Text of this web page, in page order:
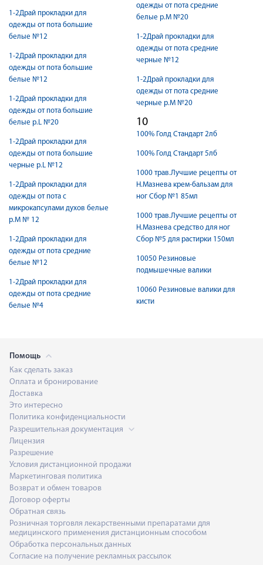
1-2Драй прокладки для
одежды от пота большие
белые №12
1-2Драй прокладки для
одежды от пота большие
белые №12
1-2Драй прокладки для
одежды от пота большие
белые р.L №20
1-2Драй прокладки для
одежды от пота большие
черные р.L №12
1-2Драй прокладки для
одежды от пота с
микрокапсулами духов белые
р.М № 12
1-2Драй прокладки для
одежды от пота средние
белые №12
1-2Драй прокладки для
одежды от пота средние
белые №4
одежды от пота средние
белые р.М №20
1-2Драй прокладки для
одежды от пота средние
черные №12
1-2Драй прокладки для
одежды от пота средние
черные р.М №20
10
100% Голд Стандарт 2лб
100% Голд Стандарт 5лб
1000 трав.Лучшие рецепты от
Н.Мазнева крем-бальзам для
ног Сбор №1 85мл
1000 трав.Лучшие рецепты от
Н.Мазнева средство для ног
Сбор №5 для растирки 150мл
10050 Резиновые
подмышечные валики
10060 Резиновые валики для
кисти
Помощь
Как сделать заказ
Оплата и бронирование
Доставка
Это интересно
Политика конфиденциальности
Разрешительная документация
Лицензия
Разрешение
Условия дистанционной продажи
Маркетинговая политика
Возврат и обмен товаров
Договор оферты
Обратная связь
Розничная торговля лекарственными препаратами для
медицинского применения дистанционным способом
Обработка персональных данных
Согласие на получение рекламных рассылок